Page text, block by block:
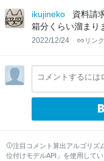
ikujineko
資料請
箱分くらい溜まり
2022/12/24 リンク
コメントするには
注目コメント算出アルゴリズ
位付けモデルAPI」を使用して